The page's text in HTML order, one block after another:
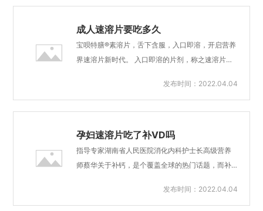
含锌食品或者专业锌制...
收率降低这一个问题，还有更严重的危害，那就是
会干扰锌、铁的吸收，造成锌和铁的缺乏；严重的
过量钙摄入还可出现高钙血症、高钙尿症，导致肾
也别担心，单纯靠食补，只要选择正规的食物性钙
源是不会造成钙摄入过量的。宝呗特膳 “壕”礼等你
「锌」重...
成人速溶片要吃多久
宝呗特膳®素溶片，舌下含服，入口即溶，开启营养
界速溶片新时代。 入口即溶的片剂，称之速溶片或
只有欧美少数地区拥有成熟技术，在我国速溶片只
随吞咽动作进入消化道，体内吸收、代谢过程与普
通片剂一致。与普通制剂相比，有服用方便、吸收
快、生物利用度高、对消化道黏膜刺激性小等优
目前拥有VD、铁、锌三款产品，不必用水送服，唾
液即可使其溶解，既可按普通片剂吞服，又可放于
发布时间：2022.04.04
孕妇速溶片吃了补VD吗
指导专家湖南省人民医院消化内科护士长高级营养
师蔡华关于补钙，是个覆盖全球的热门话题，而补
群需要补钙？钙有这些作用钙是人体中非常丰富的
发布时间：2022.04.04